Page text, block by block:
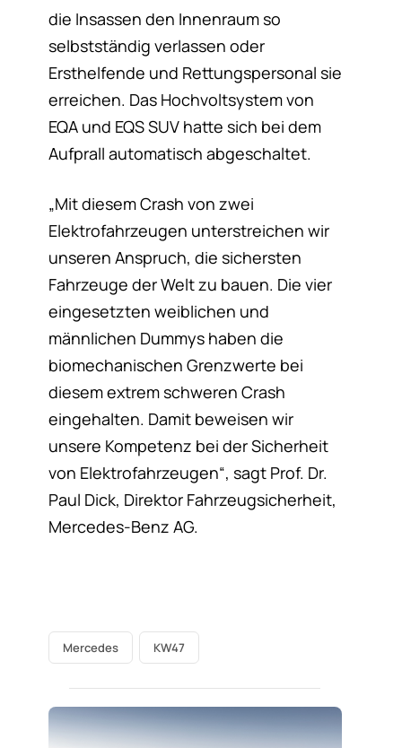
die Insassen den Innenraum so
selbstständig verlassen oder
Ersthelfende und Rettungspersonal sie
erreichen. Das Hochvoltsystem von
EQA und EQS SUV hatte sich bei dem
Aufprall automatisch abgeschaltet.
„Mit diesem Crash von zwei
Elektrofahrzeugen unterstreichen wir
unseren Anspruch, die sichersten
Fahrzeuge der Welt zu bauen. Die vier
eingesetzten weiblichen und
männlichen Dummys haben die
biomechanischen Grenzwerte bei
diesem extrem schweren Crash
eingehalten. Damit beweisen wir
unsere Kompetenz bei der Sicherheit
von Elektrofahrzeugen“, sagt Prof. Dr.
Paul Dick, Direktor Fahrzeugsicherheit,
Mercedes-Benz AG.
Mercedes KW47